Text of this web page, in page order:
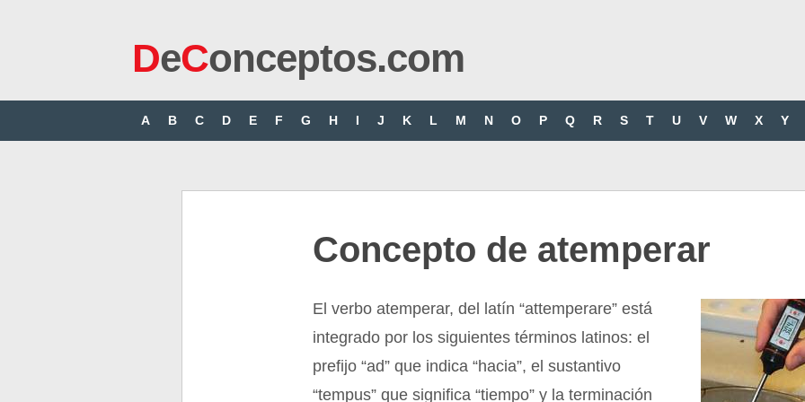
DeConceptos.com
A B C D E F G H I J K L M N O P Q R S T U V W X Y
Concepto de atemperar
El verbo atemperar, del latín “attemperare” está
integrado por los siguientes términos latinos: el
prefijo “ad” que indica “hacia”, el sustantivo
“tempus” que significa “tiempo” y la terminación